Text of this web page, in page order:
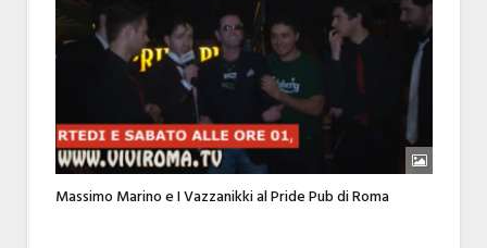
Massimo Marino e I Vazzanikki al Pride Pub di Roma